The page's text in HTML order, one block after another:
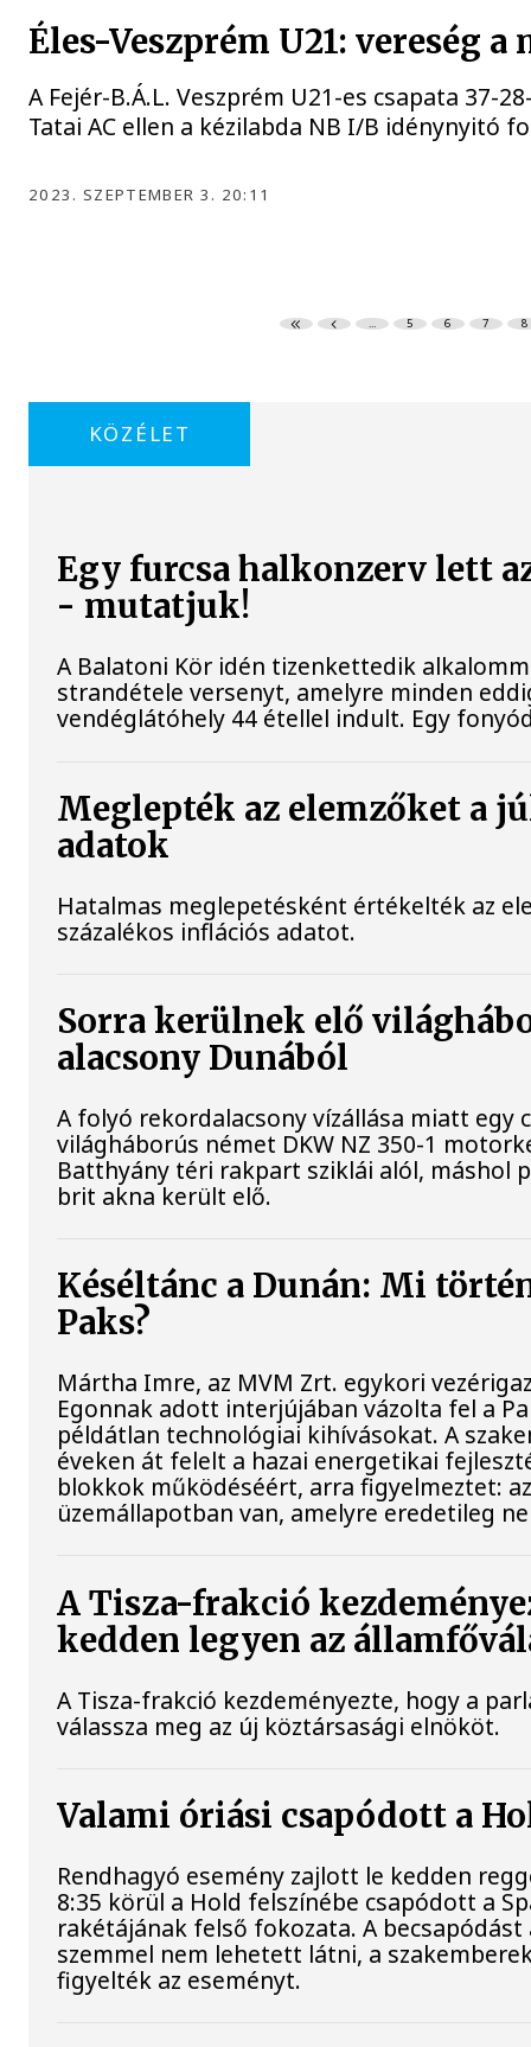
Éles-Veszprém U21: vereség
A Fejér-B.Á.L. Veszprém U21-es csapata 37-
Tatai AC ellen a kézilabda NB I/B idénynyitó
2023. SZEPTEMBER 3. 20:11
... 5 6 7 8
KÖZÉLET
Egy furcsa halkonzerv lett
- mutatjuk!
A Balatoni Kör idén tizenkettedik
strandétele versenyt, amelyre minden
vendéglátóhely 44 étellel indult. Egy
Meglepték az elemzőket a
adatok
Hatalmas meglepetésként értékelték az
százalékos inflációs adatot.
Sorra kerülnek elő
alacsony Dunából
A folyó rekordalacsony vízállása miatt egy
világháborús német DKW NZ 350-1
Batthyány téri rakpart sziklái alól, máshol
brit akna került elő.
Késéltánc a Dunán: Mi
Paks?
Mártha Imre, az MVM Zrt. egykori
Egonnak adott interjújában vázolta fel a
példátlan technológiai kihívásokat. A
éveken át felelt a hazai energetikai
blokkok működéséért, arra figyelmeztet:
üzemállapotban van, amelyre eredetileg
A Tisza-frakció
kedden legyen az
A Tisza-frakció kezdeményezte, hogy a
válassza meg az új köztársasági elnököt.
Valami óriási csapódott a
Rendhagyó esemény zajlott le kedden
8:35 körül a Hold felszínébe csapódott a
rakétájának felső fokozata. A becsapódást
szemmel nem lehetett látni, a
figyelték az eseményt.